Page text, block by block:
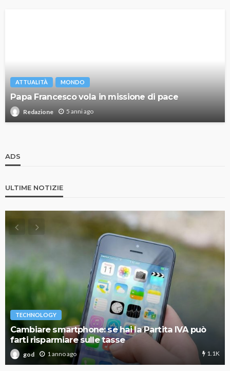
ATTUALITÀ MONDO
Papa Francesco vola in missione di pace
Redazione 5 anni ago
ADS
ULTIME NOTIZIE
TECHNOLOGY
Cambiare smartphone: se hai la Partita IVA può
farti risparmiare sulle tasse
god 1 anno ago 1.1K